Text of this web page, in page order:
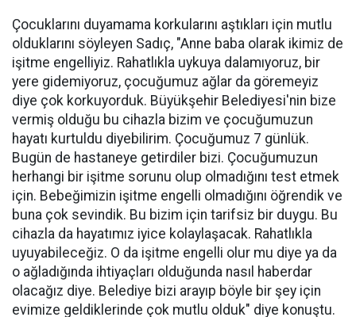
Çocuklarını duyamama korkularını aştıkları için mutlu
olduklarını söyleyen Sadıç, "Anne baba olarak ikimiz de
işitme engelliyiz. Rahatlıkla uykuya dalamıyoruz, bir
yere gidemiyoruz, çocuğumuz ağlar da göremeyiz
diye çok korkuyorduk. Büyükşehir Belediyesi'nin bize
vermiş olduğu bu cihazla bizim ve çocuğumuzun
hayatı kurtuldu diyebilirim. Çocuğumuz 7 günlük.
Bugün de hastaneye getirdiler bizi. Çocuğumuzun
herhangi bir işitme sorunu olup olmadığını test etmek
için. Bebeğimizin işitme engelli olmadığını öğrendik ve
buna çok sevindik. Bu bizim için tarifsiz bir duygu. Bu
cihazla da hayatımız iyice kolaylaşacak. Rahatlıkla
uyuyabileceğiz. O da işitme engelli olur mu diye ya da
o ağladığında ihtiyaçları olduğunda nasıl haberdar
olacağız diye. Belediye bizi arayıp böyle bir şey için
evimize geldiklerinde çok mutlu olduk" diye konuştu.